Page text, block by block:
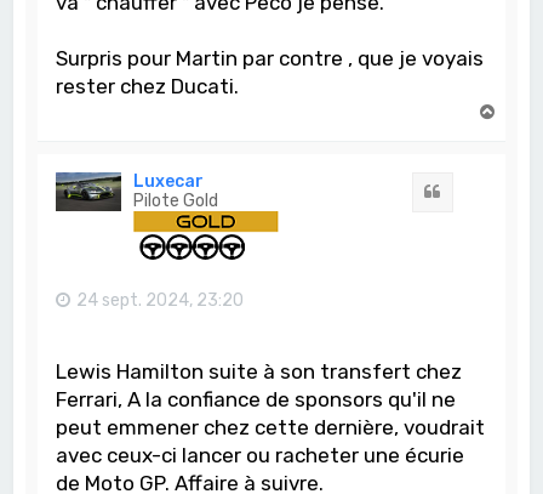
Surpris pour Martin par contre , que je voyais
rester chez Ducati.
Luxecar
Pilote Gold
24 sept. 2024, 23:20
Lewis Hamilton suite à son transfert chez
Ferrari, A la confiance de sponsors qu'il ne
peut emmener chez cette dernière, voudrait
avec ceux-ci lancer ou racheter une écurie
de Moto GP. Affaire à suivre.